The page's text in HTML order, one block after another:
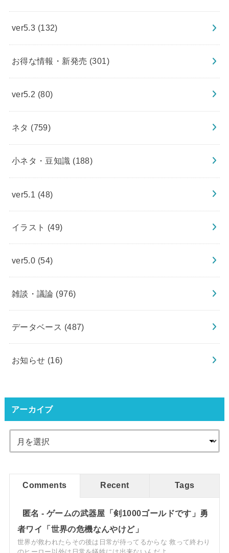
ver5.3 (132)
お得な情報・新発売 (301)
ver5.2 (80)
ネタ (759)
小ネタ・豆知識 (188)
ver5.1 (48)
イラスト (49)
ver5.0 (54)
雑談・議論 (976)
データベース (487)
お知らせ (16)
アーカイブ
Comments Recent Tags
匿名- ゲームの武器屋「剣1000ゴールドです」勇
者ワイ「世界の危機なんやけど」
世界が救われたらその後は日常が待ってるからな 救って終わり